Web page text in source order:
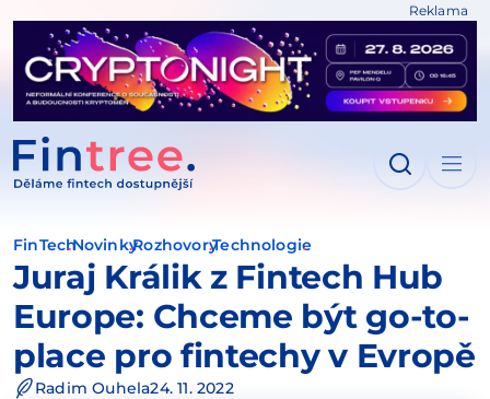
Reklama
FinTechNovinkyRozhovoryTechnologie
Juraj Králik z Fintech Hub
Europe: Chceme být go-to-
place pro fintechy v Evropě
Radim Ouhela24. 11. 2022